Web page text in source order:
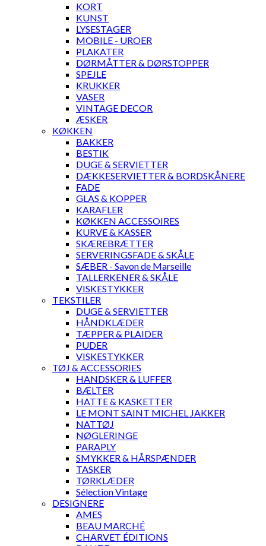
KORT
KUNST
LYSESTAGER
MOBILE - UROER
PLAKATER
DØRMÅTTER & DØRSTOPPER
SPEJLE
KRUKKER
VASER
VINTAGE DECOR
ÆSKER
KØKKEN
BAKKER
BESTIK
DUGE & SERVIETTER
DÆKKESERVIETTER & BORDSKÅNERE
FADE
GLAS & KOPPER
KARAFLER
KØKKEN ACCESSOIRES
KURVE & KASSER
SKÆREBRÆTTER
SERVERINGSFADE & SKÅLE
SÆBER - Savon de Marseille
TALLERKENER & SKÅLE
VISKESTYKKER
TEKSTILER
DUGE & SERVIETTER
HÅNDKLÆDER
TÆPPER & PLAIDER
PUDER
VISKESTYKKER
TØJ & ACCESSORIES
HANDSKER & LUFFER
BÆLTER
HATTE & KASKETTER
LE MONT SAINT MICHEL JAKKER
NATTØJ
NØGLERINGE
PARAPLY
SMYKKER & HÅRSPÆNDER
TASKER
TØRKLÆDER
Sélection Vintage
DESIGNERE
AMES
BEAU MARCHÉ
CHARVET ÉDITIONS